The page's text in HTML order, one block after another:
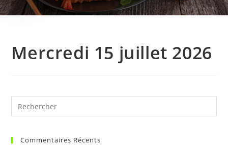
Mercredi 15 juillet 2026
Commentaires Récents